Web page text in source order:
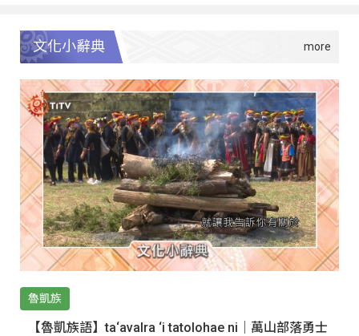
文化小辭典
魯凱族
【魯凱族語】ta‘avalra ‘i tatolohae ni｜萬山部落勇士